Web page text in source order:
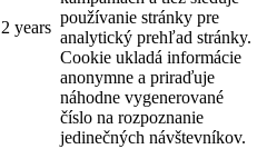
2 years
používanie stránky pre
analytický prehľad stránky.
Cookie ukladá informácie
anonymne a priraďuje
náhodne vygenerované
číslo na rozpoznanie
jedinečných návštevníkov.